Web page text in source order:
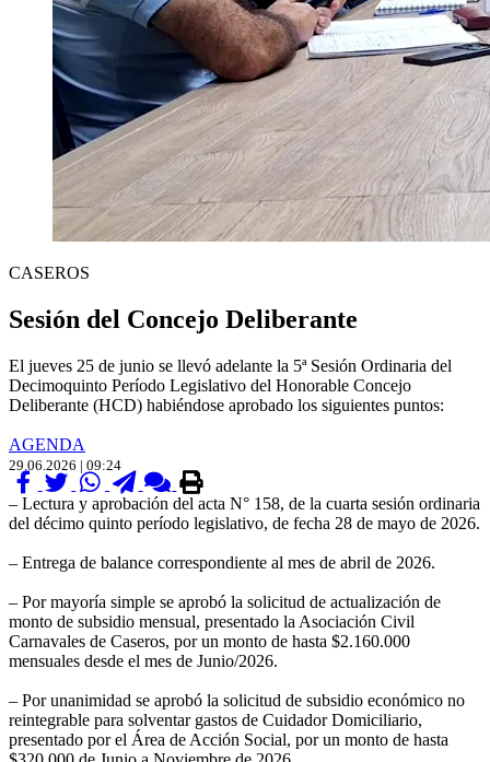
CASEROS
Sesión del Concejo Deliberante
El jueves 25 de junio se llevó adelante la 5ª Sesión Ordinaria del
Decimoquinto Período Legislativo del Honorable Concejo
Deliberante (HCD) habiéndose aprobado los siguientes puntos:
AGENDA
29.06.2026 | 09:24
– Lectura y aprobación del acta N° 158, de la cuarta sesión ordinaria
del décimo quinto período legislativo, de fecha 28 de mayo de 2026.
– Entrega de balance correspondiente al mes de abril de 2026.
– Por mayoría simple se aprobó la solicitud de actualización de
monto de subsidio mensual, presentado la Asociación Civil
Carnavales de Caseros, por un monto de hasta $2.160.000
mensuales desde el mes de Junio/2026.
– Por unanimidad se aprobó la solicitud de subsidio económico no
reintegrable para solventar gastos de Cuidador Domiciliario,
presentado por el Área de Acción Social, por un monto de hasta